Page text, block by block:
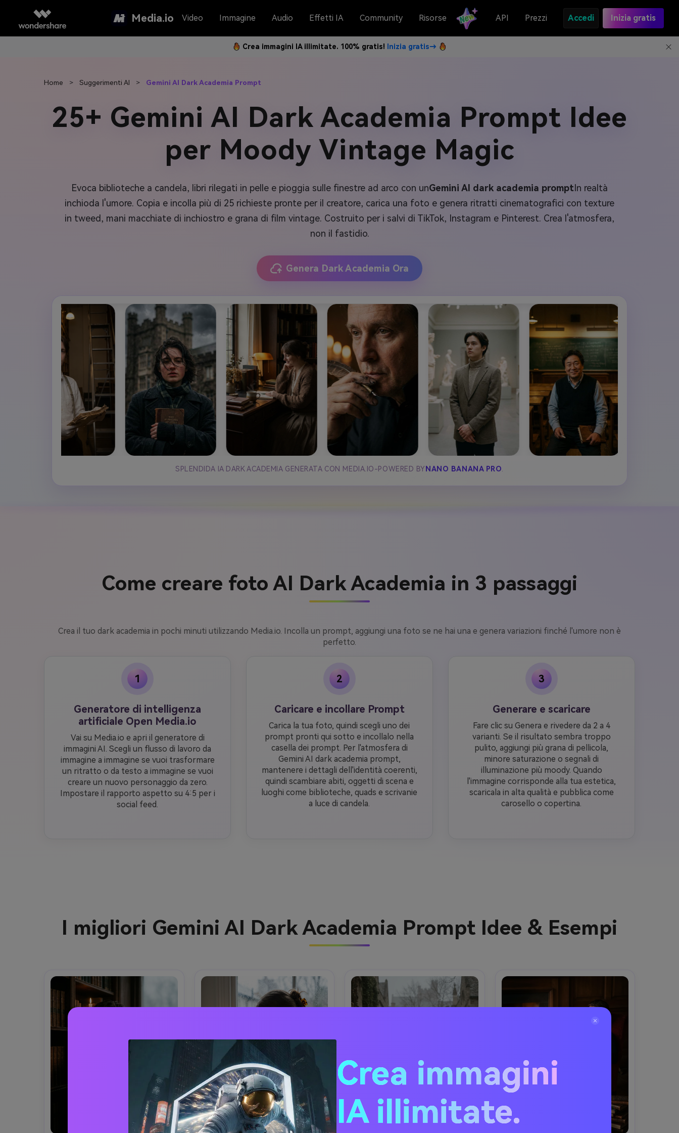
Media.io Video Immagine Audio Effetti IA Community Risorse API Prezzi Accedi Inizia gratis
Crea immagini IA illimitate. 100% gratis! Inizia gratis→
Home > Suggerimenti AI > Gemini AI Dark Academia Prompt
25+ Gemini AI Dark Academia Prompt Idee
per Moody Vintage Magic
Evoca biblioteche a candela, libri rilegati in pelle e pioggia sulle finestre ad arco con unGemini AI dark academia prompt In realtà
inchioda l'umore. Copia e incolla più di 25 richieste pronte per il creatore, carica una foto e genera ritratti cinematografici con texture
in tweed, mani macchiate di inchiostro e grana di film vintage. Costruito per i salvi di TikTok, Instagram e Pinterest. Crea l'atmosfera,
non il fastidio.
Genera Dark Academia Ora
SPLENDIDA IA DARK ACADEMIA GENERATA CON MEDIA.IO-POWERED BY NANO BANANA PRO
Come creare foto AI Dark Academia in 3 passaggi
Crea il tuo dark academia in pochi minuti utilizzando Media.io. Incolla un prompt, aggiungi una foto se ne hai una e genera variazioni finché l'umore non è
perfetto.
1
Generatore di intelligenza
artificiale Open Media.io
Vai su Media.io e apri il generatore di
immagini AI. Scegli un flusso di lavoro da
immagine a immagine se vuoi trasformare
un ritratto o da testo a immagine se vuoi
creare un nuovo personaggio da zero.
Impostare il rapporto aspetto su 4:5 per i
social feed.
2
Caricare e incollare Prompt
Carica la tua foto, quindi scegli uno dei
prompt pronti qui sotto e incollalo nella
casella dei prompt. Per l'atmosfera di
Gemini AI dark academia prompt,
mantenere i dettagli dell'identità coerenti,
quindi scambiare abiti, oggetti di scena e
luoghi come biblioteche, quads e scrivanie
a luce di candela.
3
Generare e scaricare
Fare clic su Genera e rivedere da 2 a 4
varianti. Se il risultato sembra troppo
pulito, aggiungi più grana di pellicola,
minore saturazione o segnali di
illuminazione più moody. Quando
l'immagine corrisponde alla tua estetica,
scaricala in alta qualità e pubblica come
carosello o copertina.
I migliori Gemini AI Dark Academia Prompt Idee & Esempi
Crea immagini
IA illimitate.